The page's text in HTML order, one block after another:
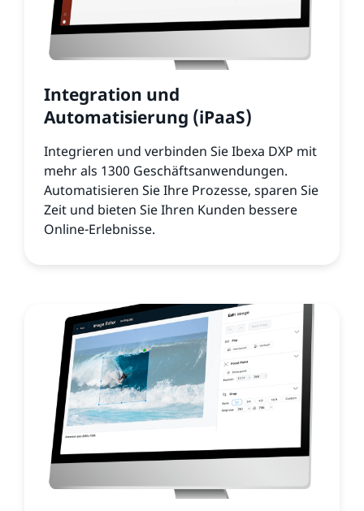
Integration und
Automatisierung (iPaaS)
Integrieren und verbinden Sie Ibexa DXP mit
mehr als 1300 Geschäftsanwendungen.
Automatisieren Sie Ihre Prozesse, sparen Sie
Zeit und bieten Sie Ihren Kunden bessere
Online-Erlebnisse.